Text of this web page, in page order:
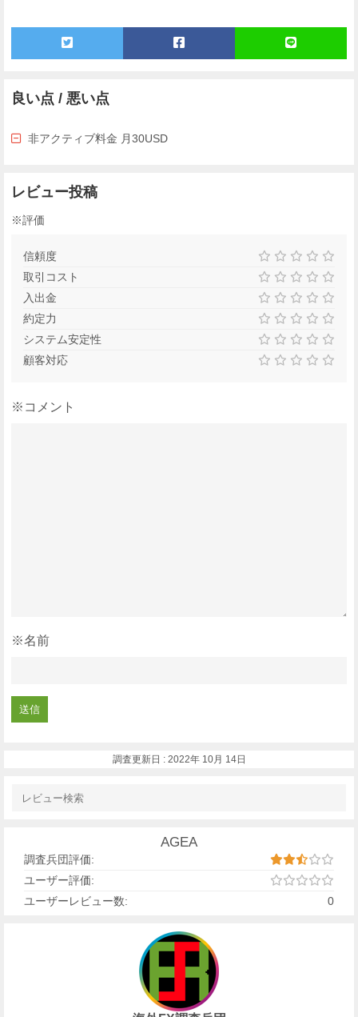
良い点 / 悪い点
非アクティブ料金 月30USD
レビュー投稿
※評価
信頼度
取引コスト
入出金
約定力
システム安定性
顧客対応
※コメント
※名前
調査更新日 : 2022年 10月 14日
AGEA
調査兵団評価:
ユーザー評価:
ユーザーレビュー数:
0